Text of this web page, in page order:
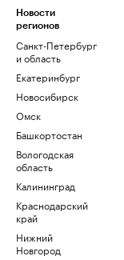
Новости
регионов
Санкт-Петербург
и область
Екатеринбург
Новосибирск
Омск
Башкортостан
Вологодская
область
Калининград
Краснодарский
край
Нижний
Новгород